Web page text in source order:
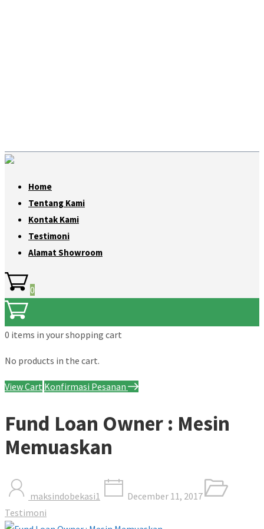
Home
Tentang Kami
Kontak Kami
Testimoni
Alamat Showroom
0
0 items in your shopping cart
No products in the cart.
View Cart Konfirmasi Pesanan
Fund Loan Owner : Mesin
Memuaskan
maksindobekasi1
December 11, 2017
Testimoni